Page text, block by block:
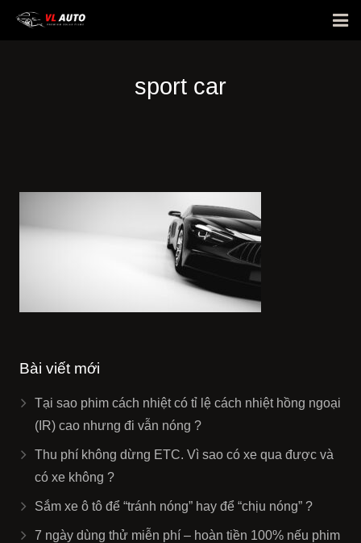
sport car
Bài viết mới
Tại sao phim cách nhiệt có tỉ lệ cách nhiệt hồng ngoại
(IR) cao nhưng đi vẫn nóng ?
Thu phí không dừng ETC. Vì sao có xe qua được và
có xe không ?
Sắm xe ô tô để “tránh nóng” hay để “chịu nóng” ?
7 ngày dùng thử miễn phí – hoàn tiền 100% nếu phim